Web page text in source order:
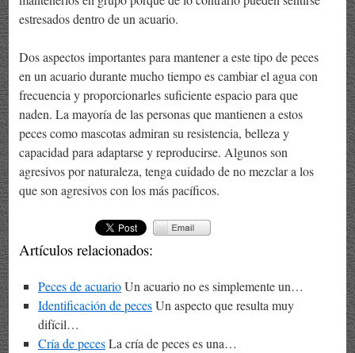
estresados dentro de un acuario.
Dos aspectos importantes para mantener a este tipo de peces
en un acuario durante mucho tiempo es cambiar el agua con
frecuencia y proporcionarles suficiente espacio para que
naden. La mayoría de las personas que mantienen a estos
peces como mascotas admiran su resistencia, belleza y
capacidad para adaptarse y reproducirse. Algunos son
agresivos por naturaleza, tenga cuidado de no mezclar a los
que son agresivos con los más pacíficos.
Artículos relacionados:
Peces de acuarioUn acuario no es simplemente un…
Identificación de pecesUn aspecto que resulta muy
difícil…
Cría de pecesLa cría de peces es una…